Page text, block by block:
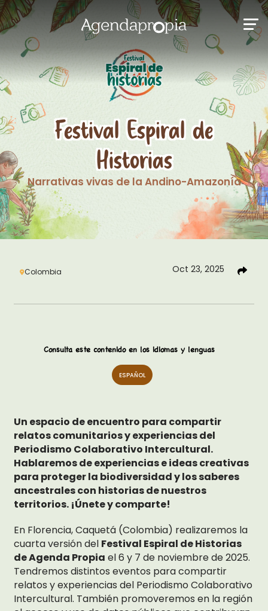
Festival Espiral de
Historias
Narrativas vivas de la Andino-Amazonía
Colombia Oct 23, 2025
Consulta este contenido en los idiomas y lenguas
ESPAÑOL
Un espacio de encuentro para compartir
relatos comunitarios y experiencias del
Periodismo Colaborativo Intercultural.
Hablaremos de experiencias e ideas creativas
para proteger la biodiversidad y los saberes
ancestrales con historias de nuestros
territorios. ¡Únete y comparte!
En Florencia, Caquetá (Colombia) realizaremos la
cuarta versión del Festival Espiral de Historias
de Agenda Propia el 6 y 7 de noviembre de 2025.
Tendremos distintos eventos para compartir
relatos y experiencias del Periodismo Colaborativo
Intercultural. También promoveremos en la región